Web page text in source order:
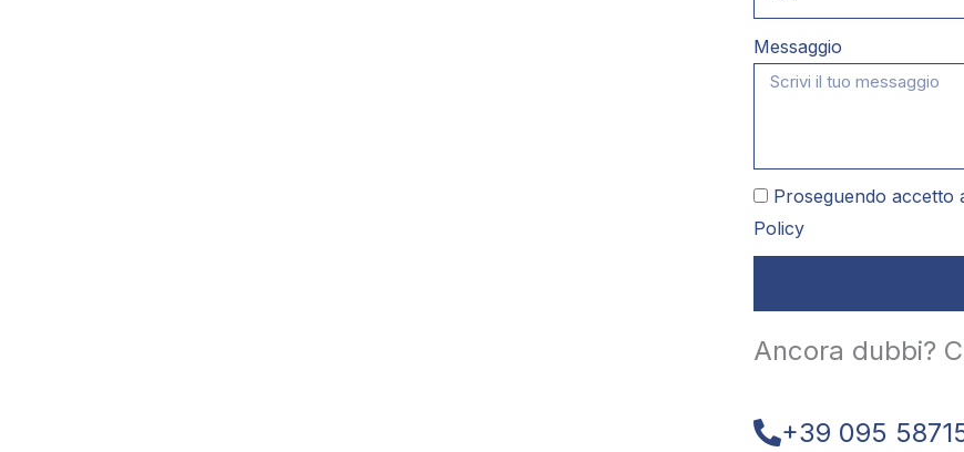
Messaggio
Proseguendo accetto
Policy
Ancora dubbi?
+39 095